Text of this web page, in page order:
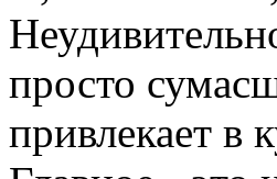
просто
привлекает в